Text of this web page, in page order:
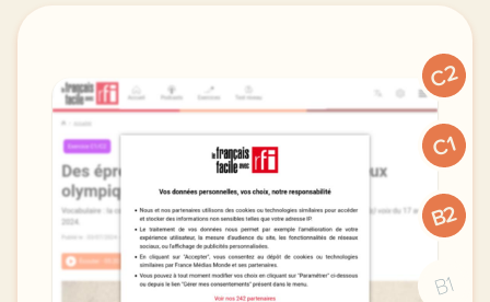
C2
C1
B2
B1